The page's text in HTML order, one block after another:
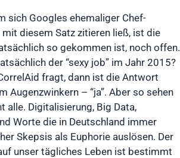
sich Googles ehemaliger Chef-
diesem Satz zitieren ließ, ist die
so gekommen ist, noch offen.
der “sexy job” im Jahr 2015?
fragt, dann ist die Antwort
Augenzwinkern – “ja”. Aber so sehen
alle. Digitalisierung, Big Data,
Worte die in Deutschland immer
Skepsis als Euphorie auslösen. Der
unser tägliches Leben ist bestimmt